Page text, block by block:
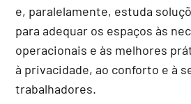
e, paralelamente, estuda
para adequar os espaços às
operacionais e às melhores
à privacidade, ao conforto e à
trabalhadores.